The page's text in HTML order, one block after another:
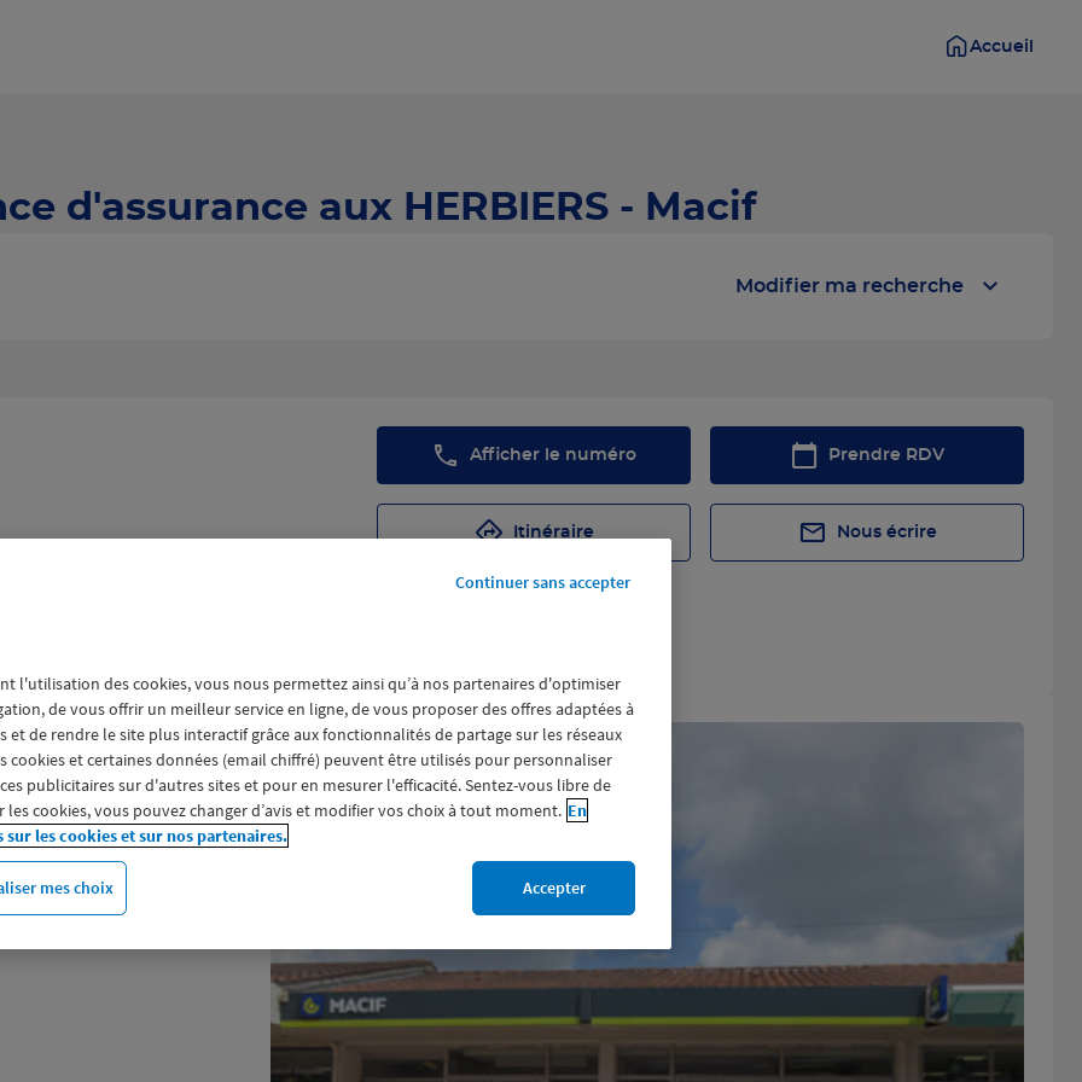
Accueil
d'assurance aux HERBIERS - Macif
Modifier ma recherche
culturel
Afficher le numéro Prendre RDV
Itinéraire Nous écrire
parole à ses sociétaires et les
(assurance auto et moto,
la mutuelle et la prévoyance
ou encore pour l'épargne
ou CSE, faites votre devis
Macif Assurances de LES
l'utilisation des cookies, vous nous permettez ainsi qu’à nos partenaires d'optimiser
de vous offrir un meilleur service en ligne, de vous proposer des offres adaptées à
et de rendre le site plus interactif grâce aux fonctionnalités de partage sur les réseaux
cookies et certaines données (email chiffré) peuvent être utilisés pour personnaliser
publicitaires sur d'autres sites et pour en mesurer l'efficacité. Sentez-vous libre de
les cookies, vous pouvez changer d’avis et modifier vos choix à tout moment. En
sur les cookies et sur nos partenaires.
mes choix
Continuer sans accepter
Accepter